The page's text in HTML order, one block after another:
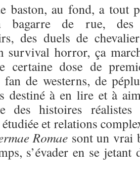
baston, au fond, a tout
de rue, des
des duels de
survival horror, ça
certaine dose de
de westerns, de
destiné à en lire et à
des histoires
et relations
Romae sont un vrai
s’évader en se jetant